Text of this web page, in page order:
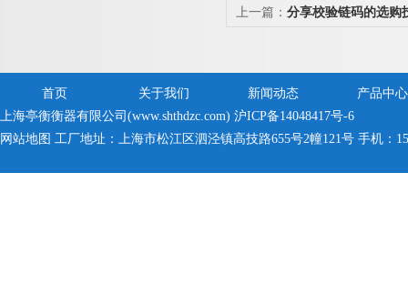
上一篇： 分享校验链码的选购
首页 关于我们 新闻动态
产品中心
上海亭衡衡器有限公司(www.shthdzc.com) 沪ICP备14048417号-6
网站地图 工厂地址：上海市松江区泗泾镇高技路655号2幢121号 手机：